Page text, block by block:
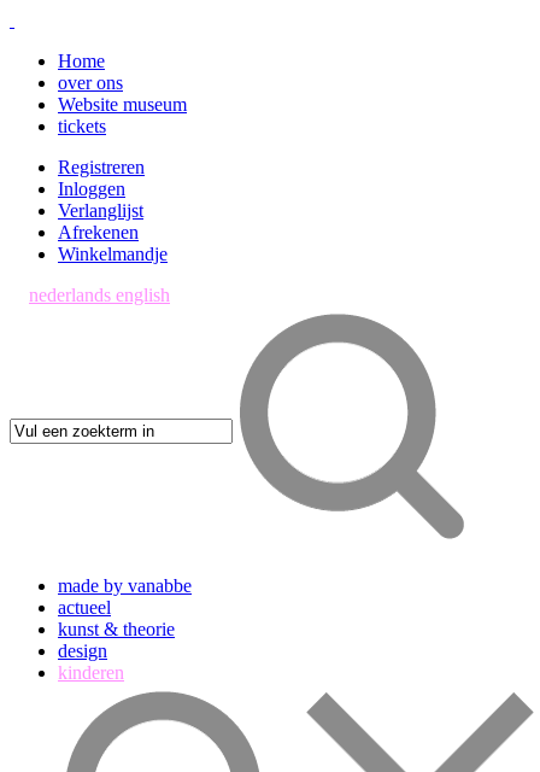
Home
over ons
Website museum
tickets
Registreren
Inloggen
Verlanglijst
Afrekenen
Winkelmandje
nederlands english
made by vanabbe
actueel
kunst & theorie
design
kinderen